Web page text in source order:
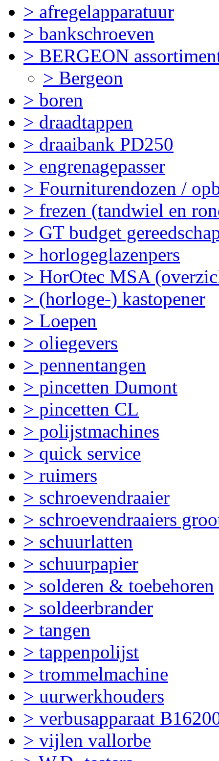
> afregelapparatuur
> bankschroeven
> BERGEON
> Bergeon
> boren
> draadtappen
> draaibank PD250
> engrenagepasser
> Fourniturendozen /
> frezen (tandwiel en
> GT budget
> horlogeglazenpers
> HorOtec MSA
> (horloge-) kastopener
> Loepen
> oliegevers
> pennentangen
> pincetten Dumont
> pincetten CL
> polijstmachines
> quick service
> ruimers
> schroevendraaier
> schroevendraaiers
> schuurlatten
> schuurpapier
> solderen & toebehoren
> soldeerbrander
> tangen
> tappenpolijst
> trommelmachine
> uurwerkhouders
> verbusapparaat
> vijlen vallorbe